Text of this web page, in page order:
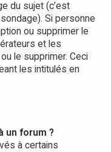
du sujet (c’est
Si personne
ou supprimer le
et les
le supprimer. Ceci
les intitulés en
un forum ?
à certains